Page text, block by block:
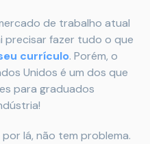
de trabalho atual
precisar fazer tudo o que
currículo. Porém, o
Unidos é um dos que
para graduados
lá, não tem problema.